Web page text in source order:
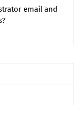
email and